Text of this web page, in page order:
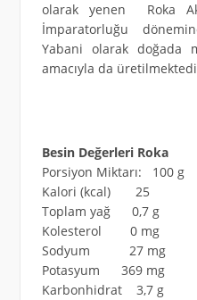
olarak yenen Roka
İmparatorluğu
Yabani olarak doğada
amacıyla da
Besin Değerleri Roka
Porsiyon Miktarı: 100 g
Kalori (kcal) 25
Toplam yağ 0,7 g
Kolesterol 0 mg
Sodyum 27 mg
Potasyum 369 mg
Karbonhidrat 3,7 g